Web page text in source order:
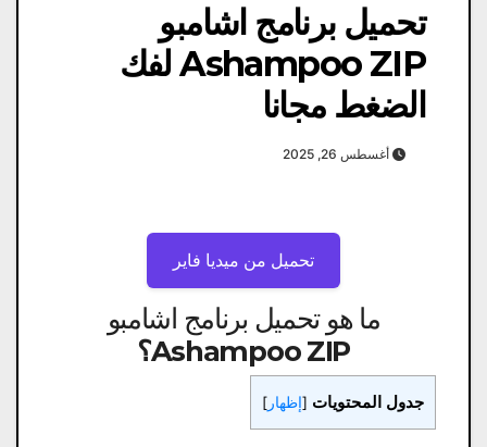
تحميل برنامج اشامبو
Ashampoo ZIP لفك
الضغط مجانا
أغسطس 26, 2025
تحميل من ميديا ​​فاير
ما هو تحميل برنامج اشامبو
Ashampoo ZIP؟
جدول المحتويات [إظهار ]